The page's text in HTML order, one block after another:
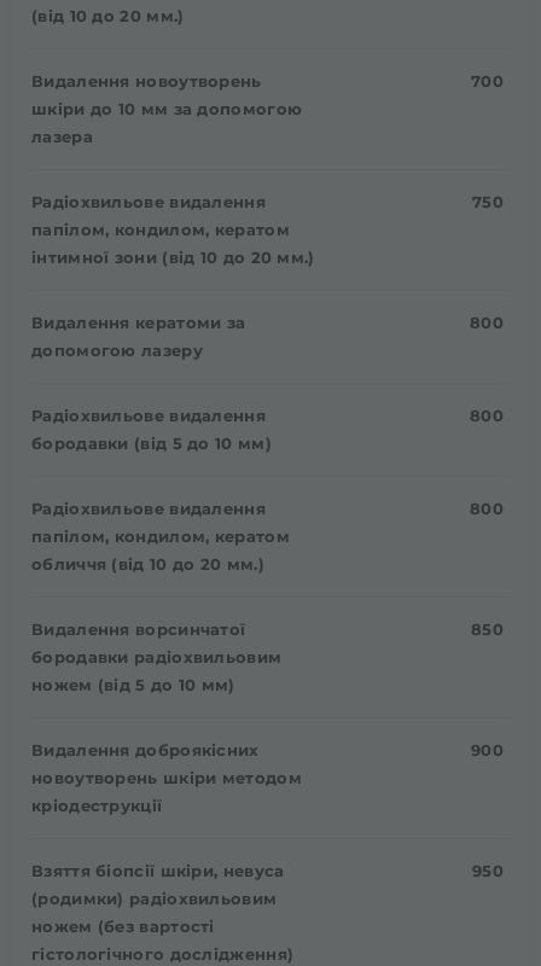
(від 10 до 20 мм.)
Видалення новоутворень
шкіри до 10 мм за допомогою
лазера
700
Радіохвильове видалення
папілом, кондилом, кератом
інтимної зони (від 10 до 20 мм.)
750
Видалення кератоми за
допомогою лазеру
800
Радіохвильове видалення
бородавки (від 5 до 10 мм)
800
Радіохвильове видалення
папілом, кондилом, кератом
обличчя (від 10 до 20 мм.)
800
Видалення ворсинчатої
бородавки радіохвильовим
ножем (від 5 до 10 мм)
850
Видалення доброякісних
новоутворень шкіри методом
кріодеструкції
900
Взяття біопсії шкіри, невуса
(родимки) радіохвильовим
ножем (без вартості
гістологічного дослідження)
950